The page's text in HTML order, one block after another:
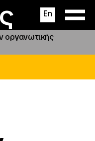
En
οργανωτικής